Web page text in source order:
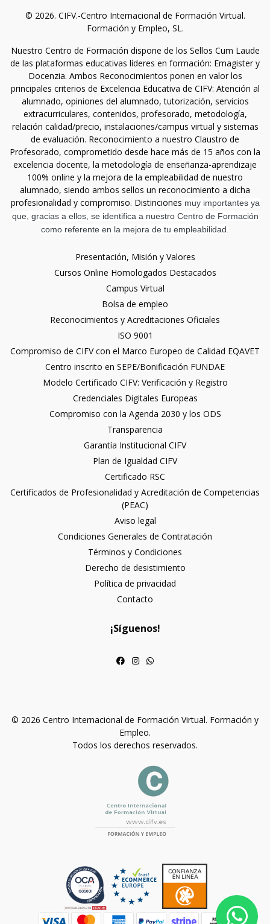
© 2026. CIFV.-Centro Internacional de Formación Virtual.
Formación y Empleo, SL.
Nuestro Centro de Formación dispone de los Sellos Cum Laude
de las plataformas educativas líderes en formación: Emagister y
Docenzia. Ambos Reconocimientos ponen en valor los
principales criterios de Excelencia Educativa de CIFV: Atención al
alumnado, opiniones del alumnado, tutorización, servicios
extracurriculares, contenidos, profesorado, metodología,
relación calidad/precio, instalaciones/campus virtual y sistemas
de evaluación. Reconocimiento a nuestro Claustro de
Profesorado, comprometido desde hace más de 15 años con la
excelencia docente, la metodología de enseñanza-aprendizaje
100% online y la mejora de la empleabilidad de nuestro
alumnado, siendo ambos sellos un reconocimiento a dicha
profesionalidad y compromiso. Distinciones muy importantes ya
que, gracias a ellos, se identifica a nuestro Centro de Formación
como referente en la mejora de tu empleabilidad.
Presentación, Misión y Valores
Cursos Online Homologados Destacados
Campus Virtual
Bolsa de empleo
Reconocimientos y Acreditaciones Oficiales
ISO 9001
Compromiso de CIFV con el Marco Europeo de Calidad EQAVET
Centro inscrito en SEPE/Bonificación FUNDAE
Modelo Certificado CIFV: Verificación y Registro
Credenciales Digitales Europeas
Compromiso con la Agenda 2030 y los ODS
Transparencia
Garantía Institucional CIFV
Plan de Igualdad CIFV
Certificado RSC
Certificados de Profesionalidad y Acreditación de Competencias
(PEAC)
Aviso legal
Condiciones Generales de Contratación
Términos y Condiciones
Derecho de desistimiento
Política de privacidad
Contacto
¡Síguenos!
© 2026 Centro Internacional de Formación Virtual. Formación y
Empleo.
Todos los derechos reservados.